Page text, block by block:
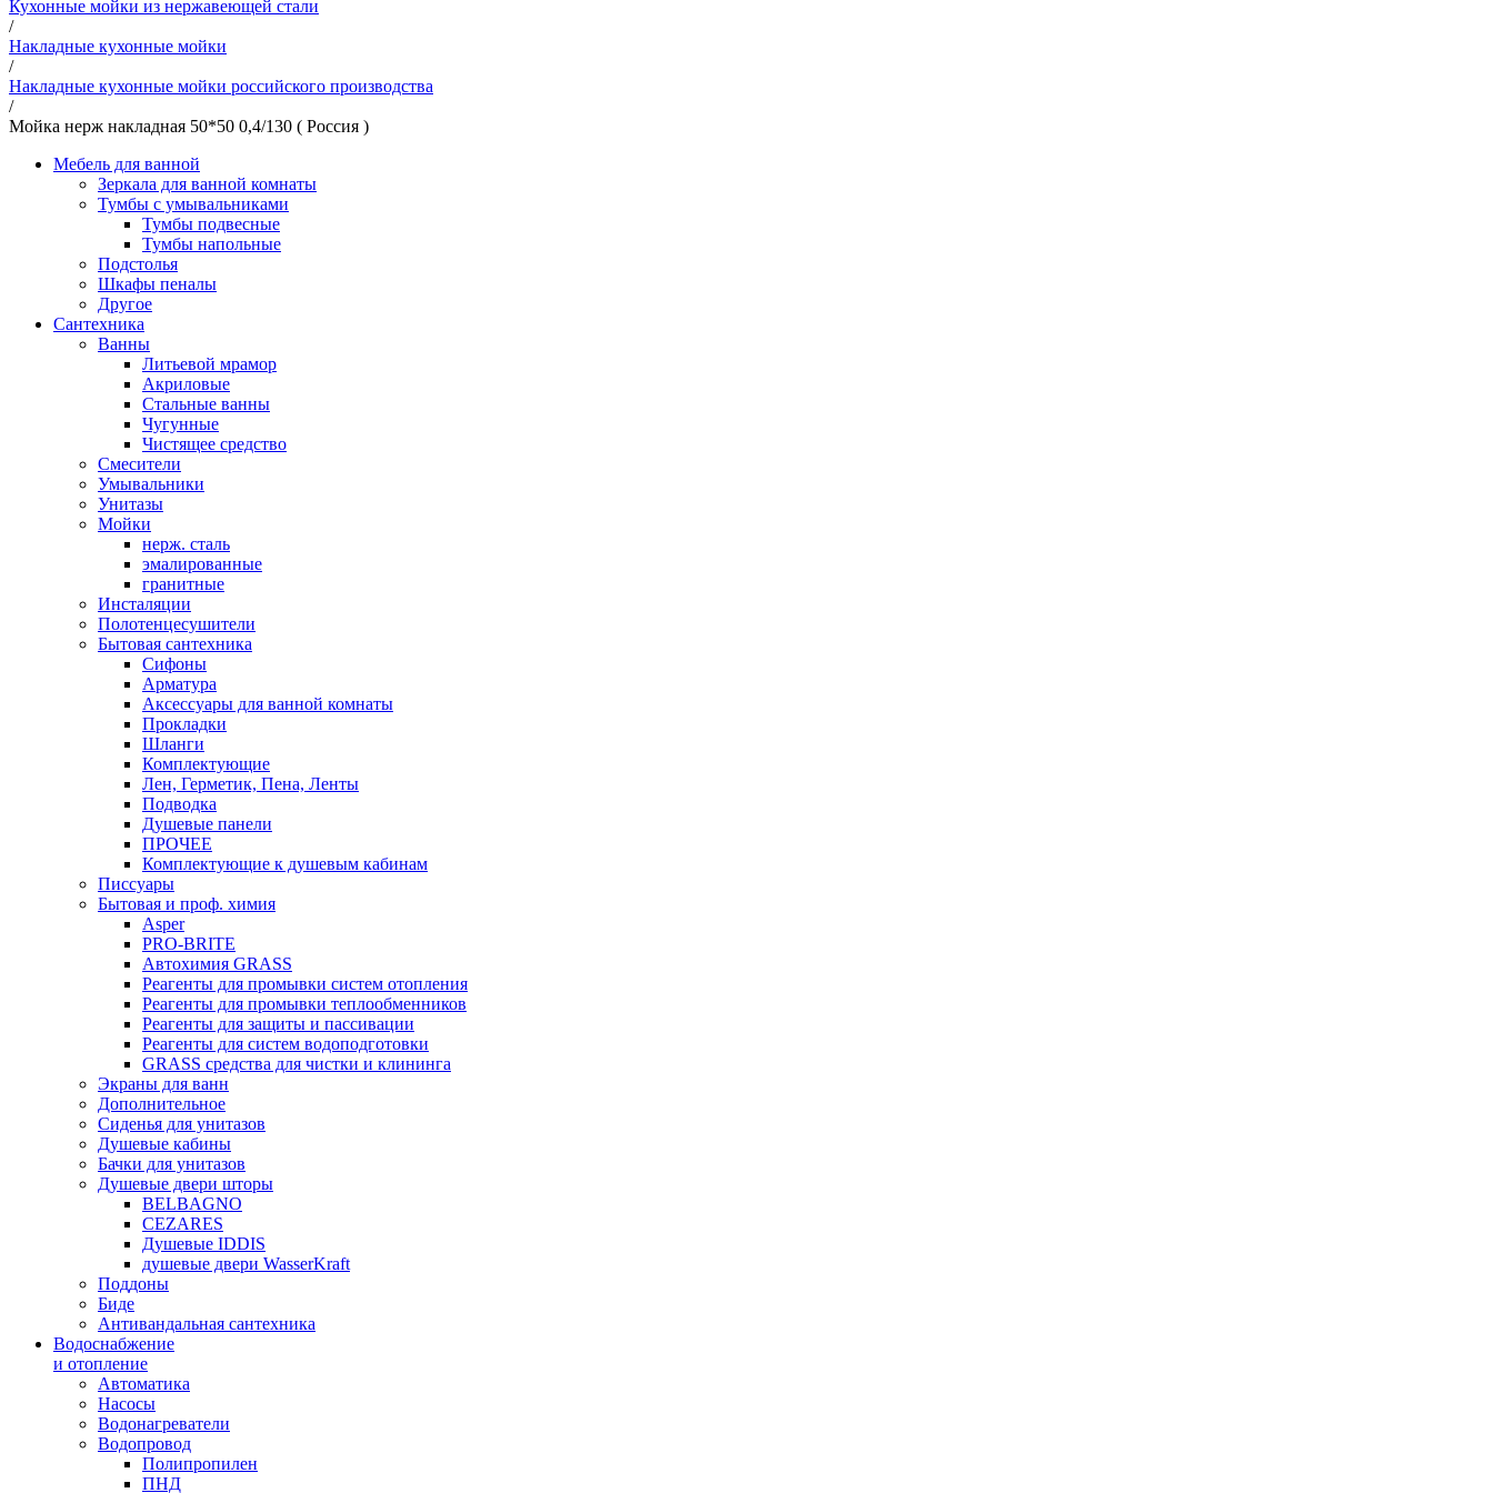
Кухонные мойки из нержавеющей стали
/
Накладные кухонные мойки
/
Накладные кухонные мойки российского производства
/
Мойка нерж накладная 50*50 0,4/130 ( Россия )
Мебель для ванной
Зеркала для ванной комнаты
Тумбы с умывальниками
Тумбы подвесные
Тумбы напольные
Подстолья
Шкафы пеналы
Другое
Сантехника
Ванны
Литьевой мрамор
Акриловые
Стальные ванны
Чугунные
Чистящее средство
Смесители
Умывальники
Унитазы
Мойки
нерж. сталь
эмалированные
гранитные
Инсталяции
Полотенцесушители
Бытовая сантехника
Сифоны
Арматура
Аксессуары для ванной комнаты
Прокладки
Шланги
Комплектующие
Лен, Герметик, Пена, Ленты
Подводка
Душевые панели
ПРОЧЕЕ
Комплектующие к душевым кабинам
Писсуары
Бытовая и проф. химия
Asper
PRO-BRITE
Автохимия GRASS
Реагенты для промывки систем отопления
Реагенты для промывки теплообменников
Реагенты для защиты и пассивации
Реагенты для систем водоподготовки
GRASS средства для чистки и клининга
Экраны для ванн
Дополнительное
Сиденья для унитазов
Душевые кабины
Бачки для унитазов
Душевые двери шторы
BELBAGNO
CEZARES
Душевые IDDIS
душевые двери WasserKraft
Поддоны
Биде
Антивандальная сантехника
Водоснабжение
и отопление
Автоматика
Насосы
Водонагреватели
Водопровод
Полипропилен
ПНД